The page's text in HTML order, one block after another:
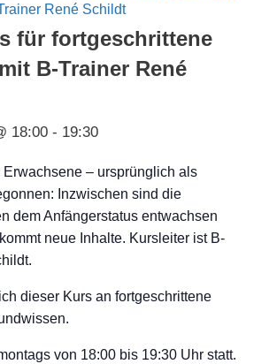
René Schildt
für fortgeschrittene
B-Trainer René
18:00 - 19:30
Erwachsene – ursprünglich als
Inzwischen sind die
dem Anfängerstatus entwachsen
neue Inhalte. Kursleiter ist B-
dieser Kurs an fortgeschrittene
von 18:00 bis 19:30 Uhr statt.